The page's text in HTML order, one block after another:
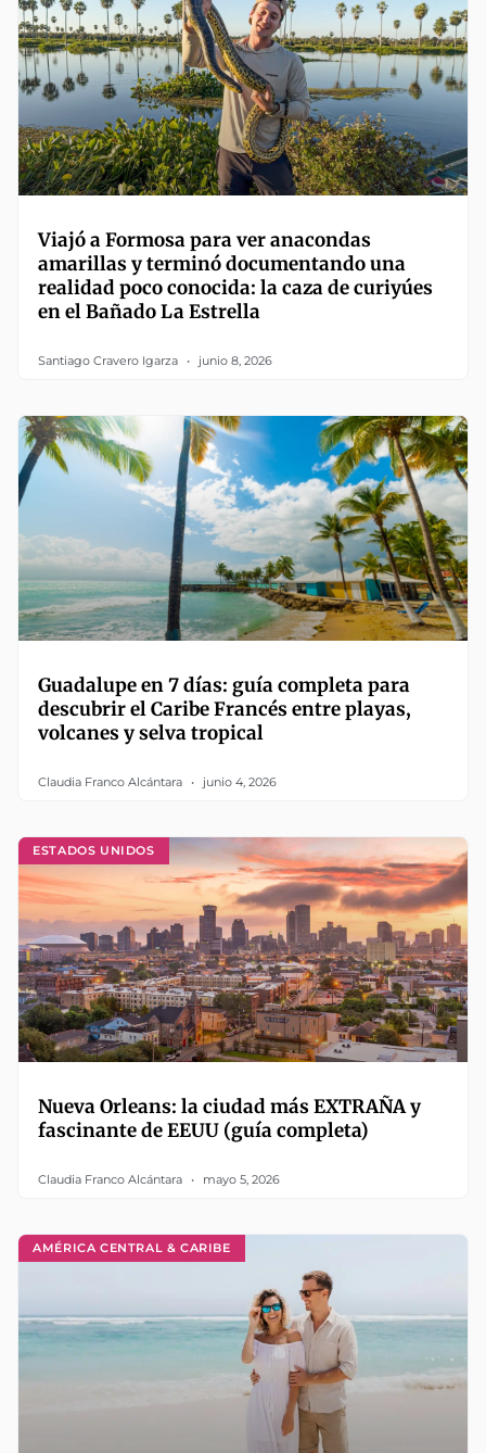
Viajó a Formosa para ver anacondas
amarillas y terminó documentando una
realidad poco conocida: la caza de curiyúes
en el Bañado La Estrella
Santiago Cravero Igarza junio 8, 2026
Guadalupe en 7 días: guía completa para
descubrir el Caribe Francés entre playas,
volcanes y selva tropical
Claudia Franco Alcántara junio 4, 2026
ESTADOS UNIDOS
Nueva Orleans: la ciudad más EXTRAÑA y
fascinante de EEUU (guía completa)
Claudia Franco Alcántara mayo 5, 2026
AMÉRICA CENTRAL & CARIBE